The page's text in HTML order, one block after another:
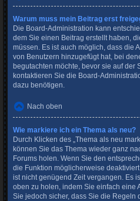
Warum muss mein Beitrag erst
Die Board-Administration kann
dem Sie einen Beitrag erstellt haben,
müssen. Es ist auch möglich, dass die
von Benutzern hinzugefügt hat, bei
begutachten möchte, bevor sie auf der
kontaktieren Sie die Board-
dazu benötigen.
Nach oben
Wie markiere ich ein Thema als neu?
Durch Klicken des „Thema als neu
können Sie das Thema wieder ganz
Forums holen. Wenn Sie den
die Funktion möglicherweise
ist nicht genügend Zeit vergangen. Es
oben zu holen, indem Sie einfach eine
Sie jedoch sicher, dass Sie die Regeln